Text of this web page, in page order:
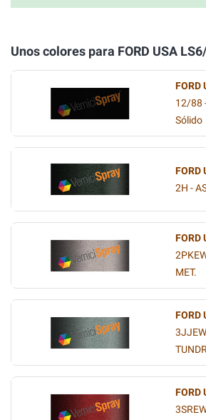
Unos colores para FORD USA
FORD
12/88
Sólido
FORD
2H -
FORD
MET.
FORD
FORD